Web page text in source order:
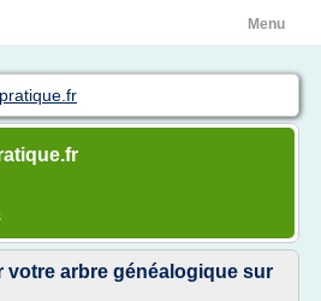
Menu
votre arbre généalogique sur